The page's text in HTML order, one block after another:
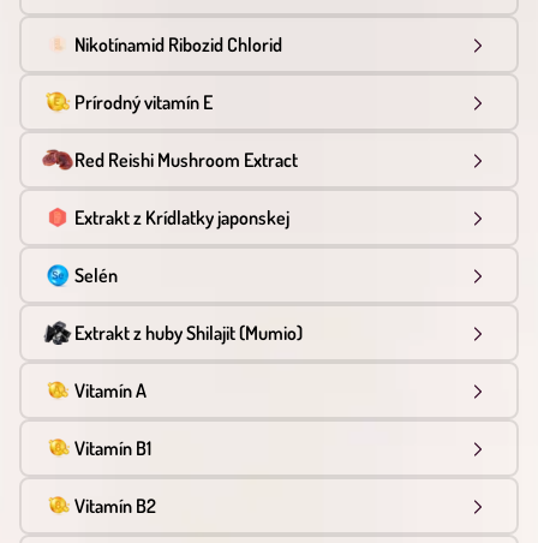
Nikotínamid Ribozid Chlorid
Prírodný vitamín E
Red Reishi Mushroom Extract
Extrakt z Krídlatky japonskej
Selén
Extrakt z huby Shilajit (Mumio)
Vitamín A
Vitamín B1
Vitamín B2